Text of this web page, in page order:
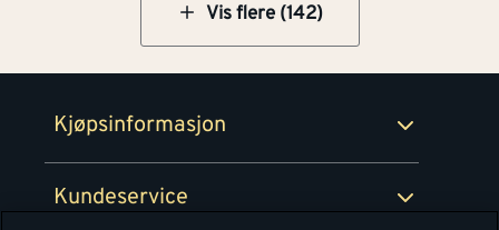
Vis flere (142)
Kjøpsinformasjon
Retur- og angrerettsskjema
Kundeservice
Medlemsavtaler
Personvern
Våre kjøkkensentre